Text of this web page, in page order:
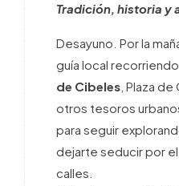
Tradición, historia y
Desayuno. Por la
guía local recorriendo
de Cibeles , Plaza
otros tesoros
para seguir
dejarte seducir por
calles.